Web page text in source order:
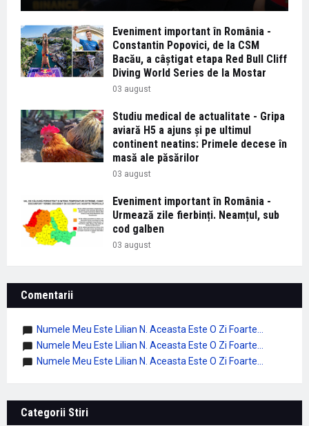
Eveniment important în România -
Constantin Popovici, de la CSM
Bacău, a câștigat etapa Red Bull Cliff
Diving World Series de la Mostar
03 august
Studiu medical de actualitate - Gripa
aviară H5 a ajuns și pe ultimul
continent neatins: Primele decese în
masă ale păsărilor
03 august
Eveniment important în România -
Urmează zile fierbinți. Neamțul, sub
cod galben
03 august
Comentarii
Numele Meu Este Lilian N. Aceasta Este O Zi Foarte...
Numele Meu Este Lilian N. Aceasta Este O Zi Foarte...
Numele Meu Este Lilian N. Aceasta Este O Zi Foarte...
Categorii Stiri